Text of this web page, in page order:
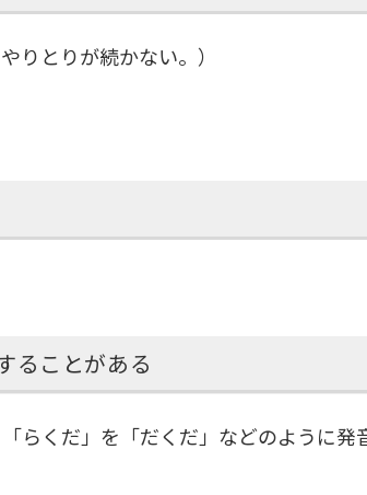
りとりが続かない。）
ることがある
らくだ」を「だくだ」などのように発